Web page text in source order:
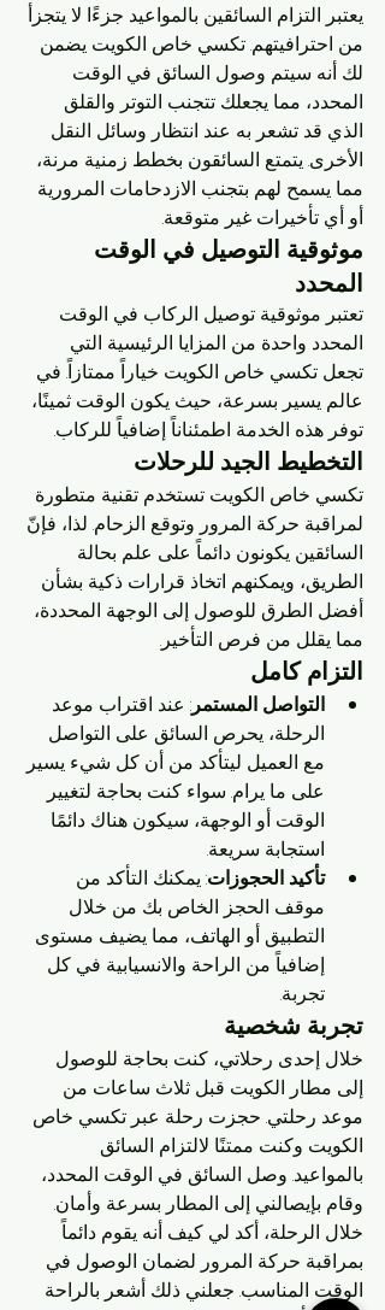
يعتبر التزام السائقين بالمواعيد جزءًا لا يتجزأ
من احترافيتهم. تكسي خاص الكويت يضمن
لك أنه سيتم وصول السائق في الوقت
المحدد، مما يجعلك تتجنب التوتر والقلق
الذي قد تشعر به عند انتظار وسائل النقل
الأخرى. يتمتع السائقون بخطط زمنية مرنة،
مما يسمح لهم بتجنب الازدحامات المرورية
أو أي تأخيرات غير متوقعة.
موثوقية التوصيل في الوقت
المحدد
تعتبر موثوقية توصيل الركاب في الوقت
المحدد واحدة من المزايا الرئيسية التي
تجعل تكسي خاص الكويت خياراً ممتازاً. في
عالم يسير بسرعة، حيث يكون الوقت ثمينًا،
توفر هذه الخدمة اطمئناناً إضافياً للركاب.
التخطيط الجيد للرحلات
تكسي خاص الكويت تستخدم تقنية متطورة
لمراقبة حركة المرور وتوقع الزحام. لذا، فإنّ
السائقين يكونون دائماً على علم بحالة
الطريق، ويمكنهم اتخاذ قرارات ذكية بشأن
أفضل الطرق للوصول إلى الوجهة المحددة،
مما يقلل من فرص التأخير.
التزام كامل
التواصل المستمر: عند اقتراب موعد
الرحلة، يحرص السائق على التواصل
مع العميل ليتأكد من أن كل شيء يسير
على ما يرام. سواء كنت بحاجة لتغيير
الوقت أو الوجهة، سيكون هناك دائمًا
استجابة سريعة.
تأكيد الحجوزات: يمكنك التأكد من
موقف الحجز الخاص بك من خلال
التطبيق أو الهاتف، مما يضيف مستوى
إضافياً من الراحة والانسيابية في كل
تجربة.
تجربة شخصية
خلال إحدى رحلاتي، كنت بحاجة للوصول
إلى مطار الكويت قبل ثلاث ساعات من
موعد رحلتي. حجزت رحلة عبر تكسي خاص
الكويت وكنت ممتنًا لالتزام السائق
بالمواعيد. وصل السائق في الوقت المحدد،
وقام بإيصالني إلى المطار بسرعة وأمان.
خلال الرحلة، أكد لي كيف أنه يقوم دائماً
بمراقبة حركة المرور لضمان الوصول في
الوقت المناسب. جعلني ذلك أشعر بالراحة